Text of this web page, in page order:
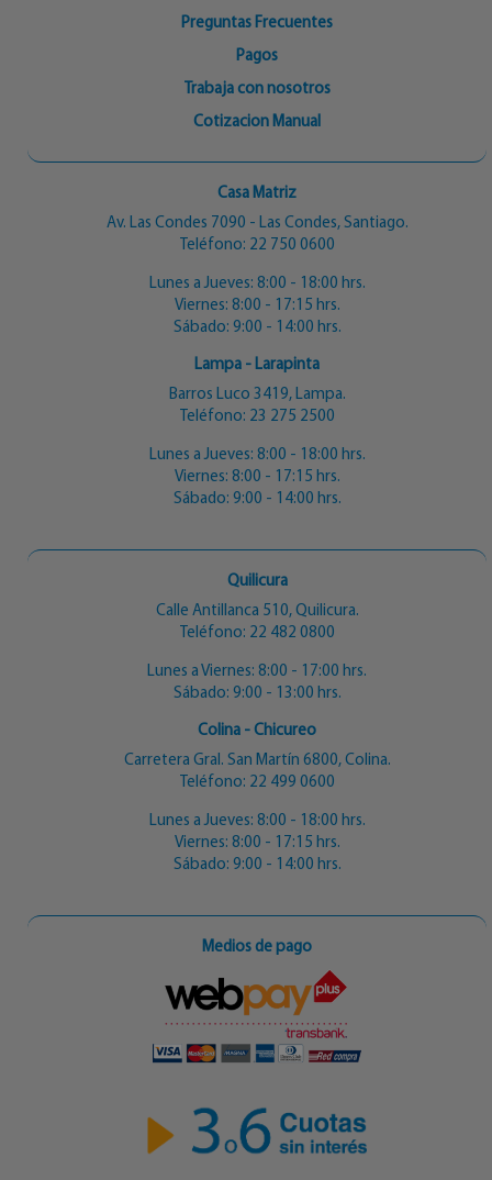
Preguntas Frecuentes
Pagos
Trabaja con nosotros
Cotizacion Manual
Casa Matriz
Av. Las Condes 7090 - Las Condes, Santiago.
Teléfono: 22 750 0600
Lunes a Jueves: 8:00 - 18:00 hrs.
Viernes: 8:00 - 17:15 hrs.
Sábado: 9:00 - 14:00 hrs.
Lampa - Larapinta
Barros Luco 3419, Lampa.
Teléfono: 23 275 2500
Lunes a Jueves: 8:00 - 18:00 hrs.
Viernes: 8:00 - 17:15 hrs.
Sábado: 9:00 - 14:00 hrs.
Quilicura
Calle Antillanca 510, Quilicura.
Teléfono: 22 482 0800
Lunes a Viernes: 8:00 - 17:00 hrs.
Sábado: 9:00 - 13:00 hrs.
Colina - Chicureo
Carretera Gral. San Martín 6800, Colina.
Teléfono: 22 499 0600
Lunes a Jueves: 8:00 - 18:00 hrs.
Viernes: 8:00 - 17:15 hrs.
Sábado: 9:00 - 14:00 hrs.
Medios de pago